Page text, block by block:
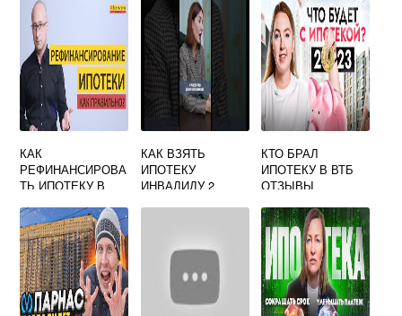
КАК
РЕФИНАНСИРОВА
ТЬ ИПОТЕКУ В
ГОСПОДДЕРЖКОЙ
КАК ВЗЯТЬ
ИПОТЕКУ
ИНВАЛИДУ 2
КТО БРАЛ
ИПОТЕКУ В ВТБ
ОТЗЫВЫ